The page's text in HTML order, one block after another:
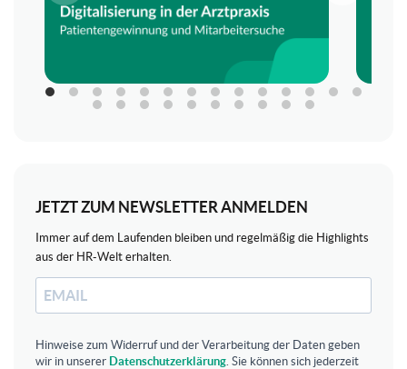
JETZT ZUM NEWSLETTER ANMELDEN
Immer auf dem Laufenden bleiben und regelmäßig die Highlights
aus der HR-Welt erhalten.
Hinweise zum Widerruf und der Verarbeitung der Daten geben
wir in unserer Datenschutzerklärung . Sie können sich jederzeit